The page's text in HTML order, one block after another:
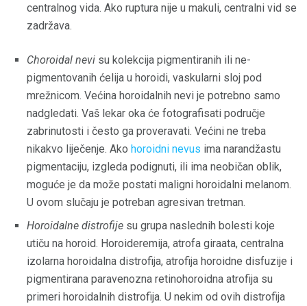
centralnog vida. Ako ruptura nije u makuli, centralni vid se
zadržava.
Choroidal nevi su kolekcija pigmentiranih ili ne-
pigmentovanih ćelija u horoidi, vaskularni sloj pod
mrežnicom. Većina horoidalnih nevi je potrebno samo
nadgledati. Vaš lekar oka će fotografisati područje
zabrinutosti i često ga proveravati. Većini ne treba
nikakvo liječenje. Ako horoidni nevus ima narandžastu
pigmentaciju, izgleda podignuti, ili ima neobičan oblik,
moguće je da može postati maligni horoidalni melanom.
U ovom slučaju je potreban agresivan tretman.
Horoidalne distrofije su grupa naslednih bolesti koje
utiču na horoid. Horoideremija, atrofa giraata, centralna
izolarna horoidalna distrofija, atrofija horoidne disfuzije i
pigmentirana paravenozna retinohoroidna atrofija su
primeri horoidalnih distrofija. U nekim od ovih distrofija